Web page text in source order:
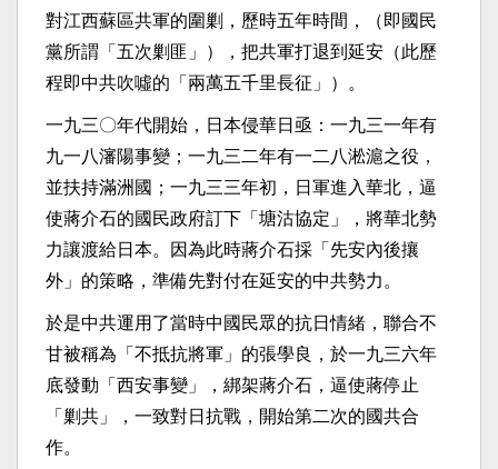
對江西蘇區共軍的圍剿，歷時五年時間，（即國民
黨所謂「五次剿匪」），把共軍打退到延安（此歷
程即中共吹噓的「兩萬五千里長征」）。
一九三〇年代開始，日本侵華日亟：一九三一年有
九一八瀋陽事變；一九三二年有一二八淞滬之役，
並扶持滿洲國；一九三三年初，日軍進入華北，逼
使蔣介石的國民政府訂下「塘沽協定」，將華北勢
力讓渡給日本。因為此時蔣介石採「先安內後攘
外」的策略，準備先對付在延安的中共勢力。
於是中共運用了當時中國民眾的抗日情緒，聯合不
甘被稱為「不抵抗將軍」的張學良，於一九三六年
底發動「西安事變」，綁架蔣介石，逼使蔣停止
「剿共」，一致對日抗戰，開始第二次的國共合
作。